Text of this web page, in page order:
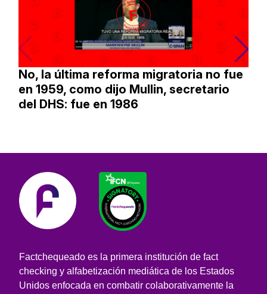
No, la última reforma migratoria no fue
en 1959, como dijo Mullin, secretario
del DHS: fue en 1986
Factchequeado es la primera institución de fact
checking y alfabetización mediática de los Estados
Unidos enfocada en combatir colaborativamente la